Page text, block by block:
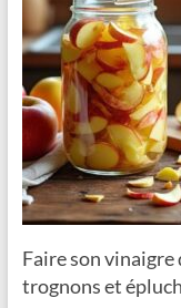
Faire son
trognons et